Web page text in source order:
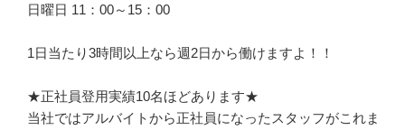
日曜日 11：00～15：00
1日当たり3時間以上なら週2日から働けますよ！！
★正社員登用実績10名ほどあります★
当社ではアルバイトから正社員になったスタッフがこれま